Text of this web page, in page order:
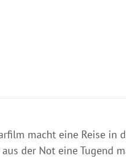
macht eine Reise in
der Not eine Tugend